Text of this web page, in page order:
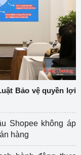
Bảo vệ quyền lợi
Shopee không áp
hàng